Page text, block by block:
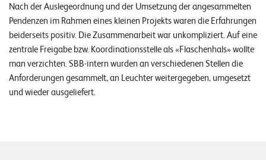
E
A
M
V
I
E
W
E
R
Nach der Auslegeordnung und der Umsetzung der angesammelten
Pendenzen im Rahmen eines kleinen Projekts waren die Erfahrungen
beiderseits positiv. Die Zusammenarbeit war unkompliziert. Auf eine
zentrale Freigabe bzw. Koordinationsstelle als «Flaschenhals» wollte
man verzichten. SBB-intern wurden an verschiedenen Stellen die
Anforderungen gesammelt, an Leuchter weitergegeben, umgesetzt
und wieder ausgeliefert.